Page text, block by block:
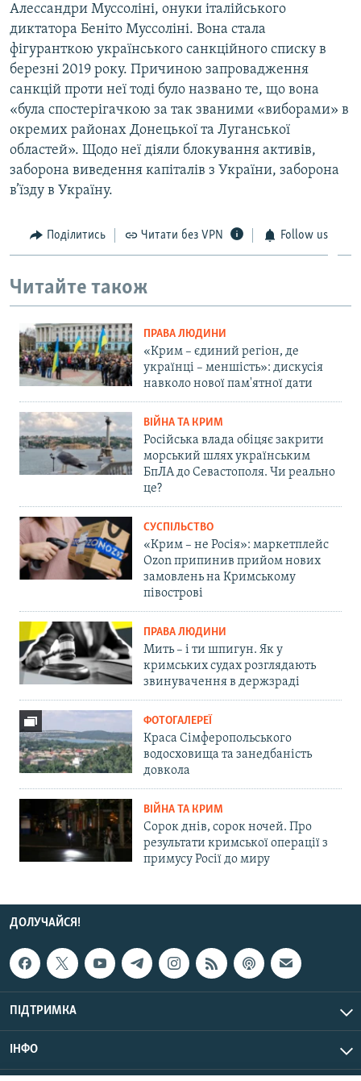
Алессандри Муссоліні, онуки італійського
диктатора Беніто Муссоліні. Вона стала
фігуранткою українського санкційного списку в
березні 2019 року. Причиною запровадження
санкцій проти неї тоді було названо те, що вона
«була спостерігачкою за так званими «виборами» в
окремих районах Донецької та Луганської
областей». Щодо неї діяли блокування активів,
заборона виведення капіталів з України, заборона
в’їзду в Україну.
Поділитись Читати без VPN Follow us
Читайте також
ПРАВА ЛЮДИНИ
«Крим – єдиний регіон, де
українці – меншість»: дискусія
навколо нової пам'ятної дати
ВІЙНА ТА КРИМ
Російська влада обіцяє закрити
морський шлях українським
БпЛА до Севастополя. Чи реально
це?
СУСПІЛЬСТВО
«Крим – не Росія»: маркетплейс
Ozon припинив прийом нових
замовлень на Кримському
півострові
ПРАВА ЛЮДИНИ
Мить – і ти шпигун. Як у
кримських судах розглядають
звинувачення в держзраді
ФОТОГАЛЕРЕЇ
Краса Сімферопольського
водосховища та занедбаність
довкола
ВІЙНА ТА КРИМ
Сорок днів, сорок ночей. Про
результати кримської операції з
примусу Росії до миру
ДОЛУЧАЙСЯ!
ПІДТРИМКА
ІНФО